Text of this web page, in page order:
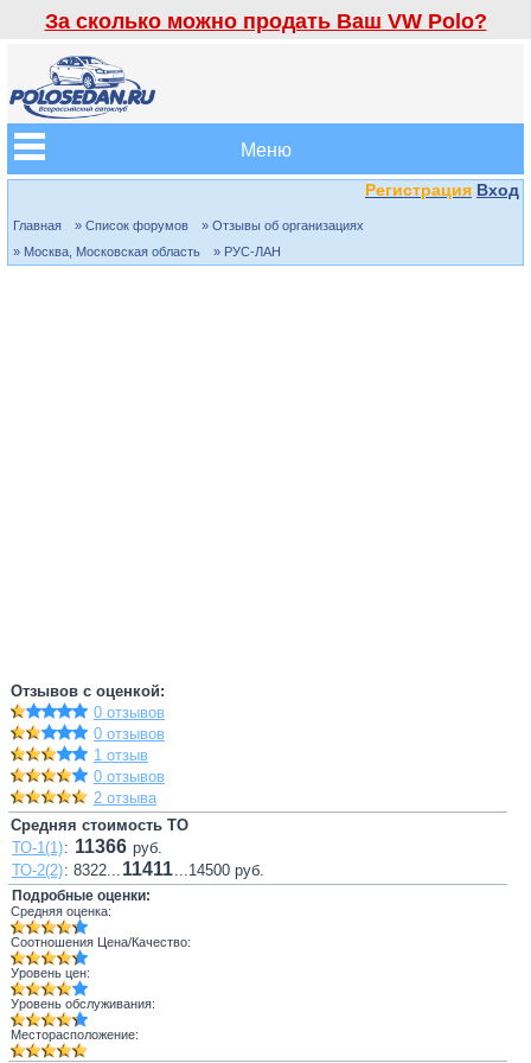
За сколько можно продать Ваш VW Polo?
Меню
Регистрация Вход
Главная » Список форумов
» Отзывы об организациях
» Москва, Московская область
» РУС-ЛАН
Отзывов с оценкой:
0 отзывов
0 отзывов
1 отзыв
0 отзывов
2 отзыва
Средняя стоимость ТО
ТО-1(1): 11366 руб.
ТО-2(2): 8322... 11411...14500 руб.
Подробные оценки:
Средняя оценка:
Соотношения Цена/Качество:
Уровень цен:
Уровень обслуживания:
Месторасположение: